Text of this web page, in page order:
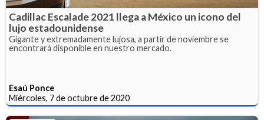
Cadillac Escalade 2021 llega a México un icono del
lujo estadounidense
Gigante y extremadamente lujosa, a partir de noviembre se
encontrará disponible en nuestro mercado.
Esaú Ponce
Miércoles, 7 de octubre de 2020